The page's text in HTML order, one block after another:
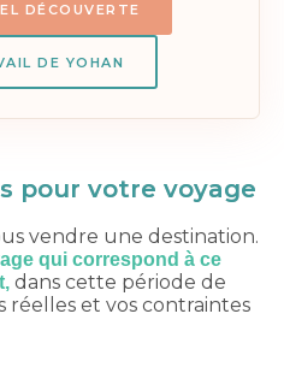
DÉCOUVERTE
DE YOHAN
pour votre voyage
vendre une destination.
qui correspond à ce
dans cette période de
réelles et vos contraintes